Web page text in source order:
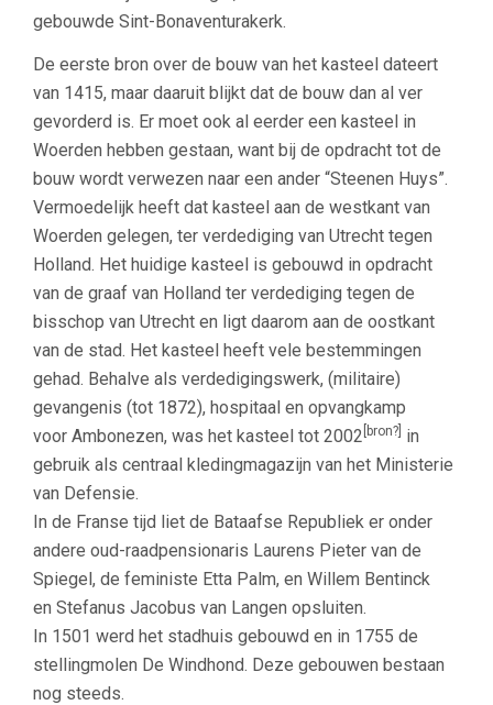
gebouwde Sint-Bonaventurakerk.
De eerste bron over de bouw van het kasteel dateert
van 1415, maar daaruit blijkt dat de bouw dan al ver
gevorderd is. Er moet ook al eerder een kasteel in
Woerden hebben gestaan, want bij de opdracht tot de
bouw wordt verwezen naar een ander “Steenen Huys”.
Vermoedelijk heeft dat kasteel aan de westkant van
Woerden gelegen, ter verdediging van Utrecht tegen
Holland. Het huidige kasteel is gebouwd in opdracht
van de graaf van Holland ter verdediging tegen de
bisschop van Utrecht en ligt daarom aan de oostkant
van de stad. Het kasteel heeft vele bestemmingen
gehad. Behalve als verdedigingswerk, (militaire)
gevangenis (tot 1872), hospitaal en opvangkamp
voor Ambonezen, was het kasteel tot 2002 [bron?] in
gebruik als centraal kledingmagazijn van het Ministerie
van Defensie.
In de Franse tijd liet de Bataafse Republiek er onder
andere oud-raadpensionaris Laurens Pieter van de
Spiegel, de feministe Etta Palm, en Willem Bentinck
en Stefanus Jacobus van Langen opsluiten.
In 1501 werd het stadhuis gebouwd en in 1755 de
stellingmolen De Windhond. Deze gebouwen bestaan
nog steeds.